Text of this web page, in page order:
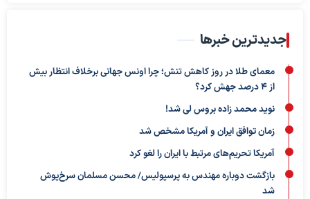
جدیدترین خبرها
معمای طلا در روز کاهش تنش؛ چرا اونس جهانی برخلاف انتظار بیش
از ۴ درصد جهش کرد؟
نوید محمد زاده بروس لی شد!
زمان توافق ایران و آمریکا مشخص شد
آمریکا تحریم‌های مرتبط با ایران را لغو کرد
بازگشت دوباره مهندس به پرسپولیس/ محسن مسلمان سرخ‌پوش
شد